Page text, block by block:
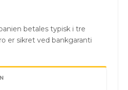
betales typisk i tre
er sikret ved bankgaranti